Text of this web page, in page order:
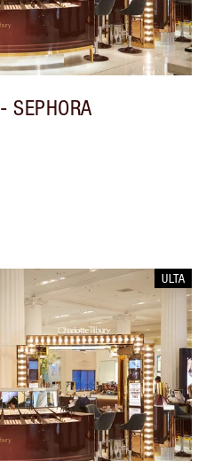
- SEPHORA
ULTA